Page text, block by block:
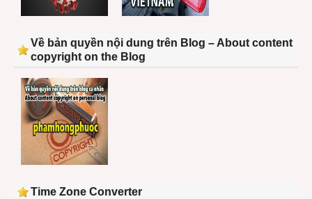
Về bản quyền nội dung trên Blog – About content
copyright on the Blog
Time Zone Converter